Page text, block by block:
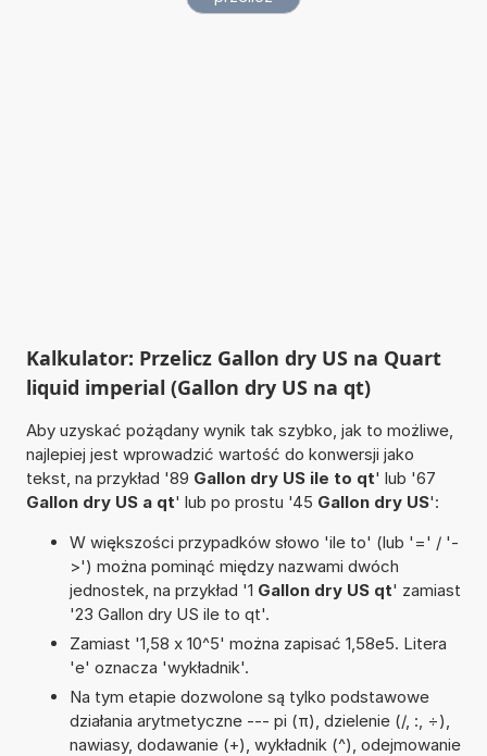
Kalkulator: Przelicz Gallon dry US na Quart
liquid imperial (Gallon dry US na qt)
Aby uzyskać pożądany wynik tak szybko, jak to możliwe,
najlepiej jest wprowadzić wartość do konwersji jako
tekst, na przykład '89 Gallon dry US ile to qt' lub '67
Gallon dry US a qt' lub po prostu '45 Gallon dry US':
W większości przypadków słowo 'ile to' (lub '=' / '-
>') można pominąć między nazwami dwóch
jednostek, na przykład '1 Gallon dry US qt' zamiast
'23 Gallon dry US ile to qt'.
Zamiast '1,58 x 10^5' można zapisać 1,58e5. Litera
'e' oznacza 'wykładnik'.
Na tym etapie dozwolone są tylko podstawowe
działania arytmetyczne --- pi (π), dzielenie (/, :, ÷),
nawiasy, dodawanie (+), wykładnik (^), odejmowanie